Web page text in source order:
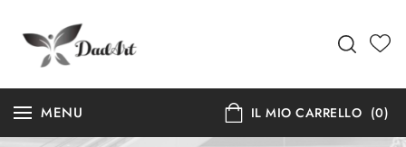
MENU IL MIO CARRELLO (0)